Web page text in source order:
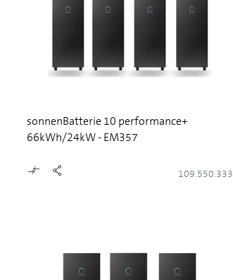
sonnenBatterie 10 performance+
66kWh/24kW - EM357
109.550.333